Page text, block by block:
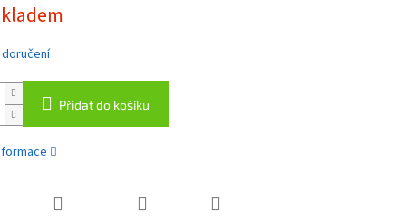
Přidat do košíku